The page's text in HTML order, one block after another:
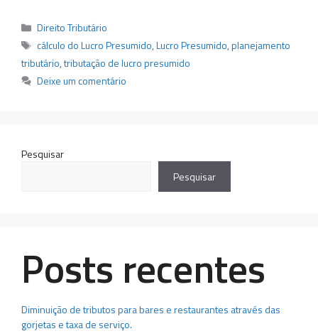
Categorias
Direito Tributário
Tags
cálculo do Lucro Presumido,Lucro Presumido,planejamento
tributário,tributação de lucro presumido
Deixe um comentário
Pesquisar
Pesquisar
Posts recentes
Diminuição de tributos para bares e restaurantes através das
gorjetas e taxa de serviço.